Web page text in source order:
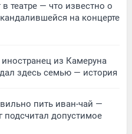
театре — что известно о
на концерте
из Камеруна
здесь семью — история
пить иван-чай —
подсчитал допустимое